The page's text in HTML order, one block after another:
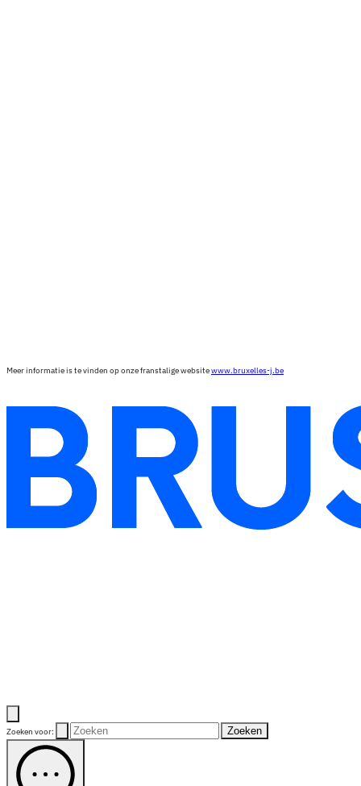
Meer informatie is te vinden op onze franstalige websitewww.bruxelles-j.be
Zoeken voor: Zoeken